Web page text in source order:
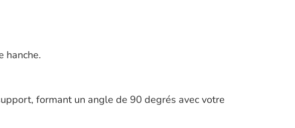
hanche.
formant un angle de 90 degrés avec votre